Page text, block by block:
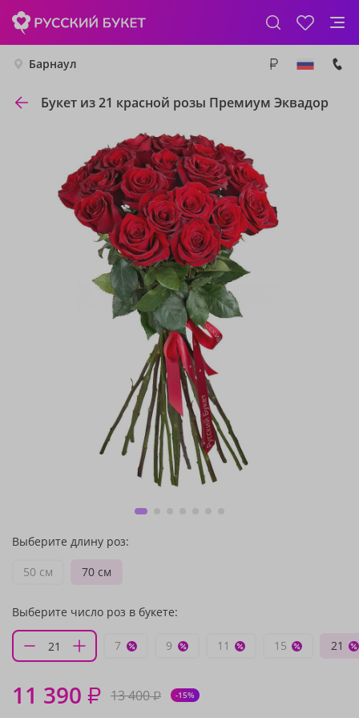
Барнаул
Букет из 21 красной розы Премиум Эквадор
Выберите длину роз:
50 см
70 см
Выберите число роз в букете:
7 9 11 15 21
11 390 ₽ 13 400₽ -15%